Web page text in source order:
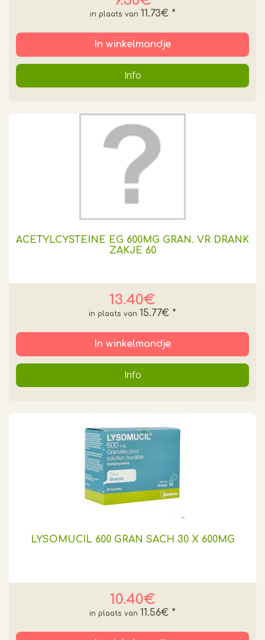
11.73€ *
In winkelmandje
Info
ACETYLCYSTEINE EG 600MG GRAN. VR DRANK
ZAKJE 60
13.40€
15.77€ *
In winkelmandje
Info
LYSOMUCIL 600 GRAN SACH 30 X 600MG
10.40€
11.56€ *